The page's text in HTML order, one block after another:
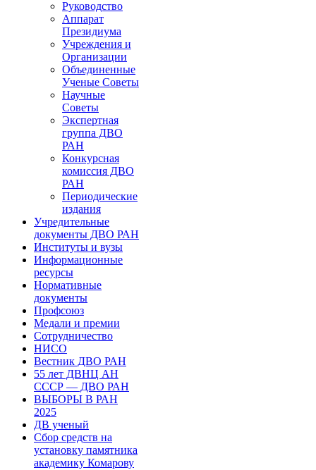
Руководство
Аппарат
Президиума
Учреждения и
Организации
Объединенные
Ученые Советы
Научные
Советы
Экспертная
группа ДВО
РАН
Конкурсная
комиссия ДВО
РАН
Периодические
издания
Учредительные
документы ДВО РАН
Институты и вузы
Информационные
ресурсы
Нормативные
документы
Профсоюз
Медали и премии
Сотрудничество
НИСО
Вестник ДВО РАН
55 лет ДВНЦ АН
СССР — ДВО РАН
ВЫБОРЫ В РАН
2025
ДВ ученый
Сбор средств на
установку памятника
академику Комарову